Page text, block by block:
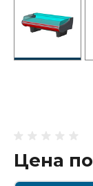
Цена